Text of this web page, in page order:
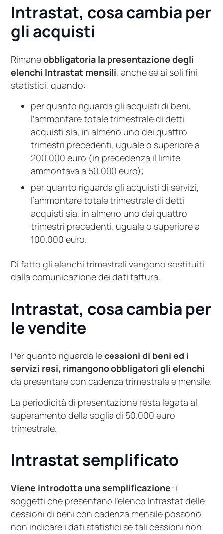
Intrastat, cosa cambia per
gli acquisti
Rimaneobbligatoria la presentazione degli
elenchi Intrastat mensili, anche se ai soli fini
statistici, quando:
per quanto riguarda gli acquisti di beni,
l’ammontare totale trimestrale di detti
acquisti sia, in almeno uno dei quattro
trimestri precedenti, uguale o superiore a
200.000 euro (in precedenza il limite
ammontava a 50.000 euro);
per quanto riguarda gli acquisti di servizi,
l’ammontare totale trimestrale di detti
acquisti sia, in almeno uno dei quattro
trimestri precedenti, uguale o superiore a
100.000 euro.
Di fatto gli elenchi trimestrali vengono sostituiti
dalla comunicazione dei dati fattura.
Intrastat, cosa cambia per
le vendite
Per quanto riguarda lecessioni di beni ed i
servizi resi, rimangono obbligatori gli elenchi
da presentare con cadenza trimestrale e mensile.
La periodicità di presentazione resta legata al
superamento della soglia di 50.000 euro
trimestrale.
Intrastat semplificato
Viene introdotta una semplificazione: i
soggetti che presentano l’elenco Intrastat delle
cessioni di beni con cadenza mensile possono
non indicare i dati statistici se tali cessioni non